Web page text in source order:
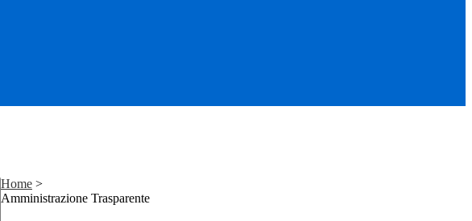
Home >
Amministrazione Trasparente